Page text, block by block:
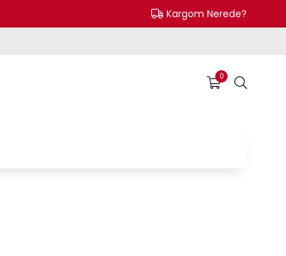
Kargom Nerede?
0